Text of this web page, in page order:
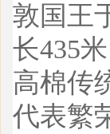
敦国王
长435
高棉传
代表繁